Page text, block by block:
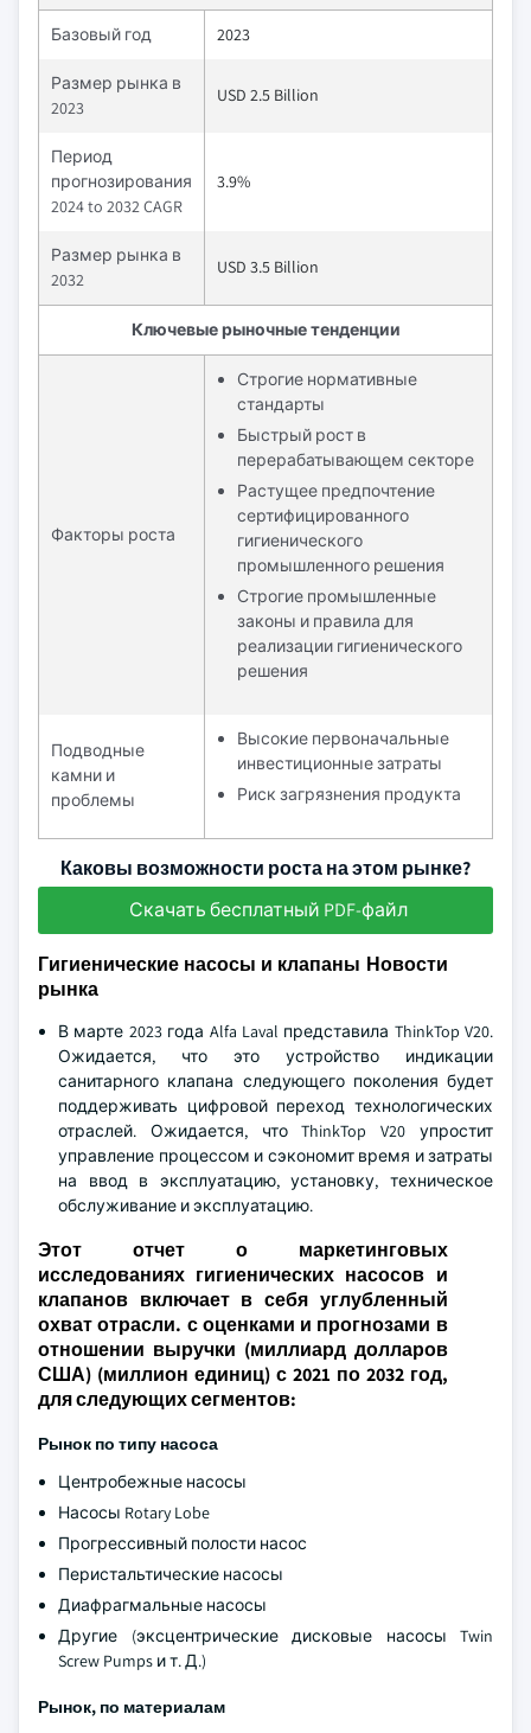
Базовый год 2023
Размер рынка в
2023
USD 2.5 Billion
Период
прогнозирования
2024 to 2032 CAGR
3.9%
Размер рынка в
2032
USD 3.5 Billion
Ключевые рыночные тенденции
Факторы роста
Строгие нормативные
стандарты
Быстрый рост в
перерабатывающем секторе
Растущее предпочтение
сертифицированного
гигиенического
промышленного решения
Строгие промышленные
законы и правила для
реализации гигиенического
решения
Подводные
камни и
проблемы
Высокие первоначальные
инвестиционные затраты
Риск загрязнения продукта
Каковы возможности роста на этом рынке?
Скачать бесплатный PDF-файл
Гигиенические насосы и клапаны Новости
рынка
В марте 2023 года Alfa Laval представила ThinkTop V20.
Ожидается, что это устройство индикации
санитарного клапана следующего поколения будет
поддерживать цифровой переход технологических
отраслей. Ожидается, что ThinkTop V20 упростит
управление процессом и сэкономит время и затраты
на ввод в эксплуатацию, установку, техническое
обслуживание и эксплуатацию.
Этот отчет о маркетинговых
исследованиях гигиенических насосов и
клапанов включает в себя углубленный
охват отрасли. с оценками и прогнозами в
отношении выручки (миллиард долларов
США) (миллион единиц) с 2021 по 2032 год,
для следующих сегментов:
Рынок по типу насоса
Центробежные насосы
Насосы Rotary Lobe
Прогрессивный полости насос
Перистальтические насосы
Диафрагмальные насосы
Другие (эксцентрические дисковые насосы Twin
Screw Pumps и т. Д.)
Рынок, по материалам